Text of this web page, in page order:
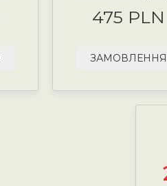
475 PLN
ЗАМОВЛЕННЯ